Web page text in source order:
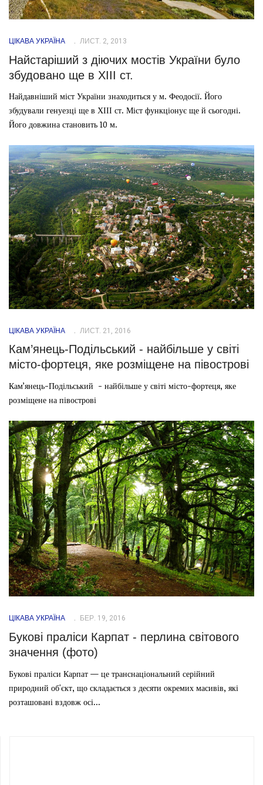
ЦІКАВА УКРАЇНА ЛИСТ. 2, 2013
Найстаріший з діючих мостів України було
збудовано ще в ХІІІ ст.
Найдавніший міст України знаходиться у м. Феодосії. Його
збудували генуезці ще в ХІІІ ст. Міст функціонує ще й сьогодні.
Його довжина становить 10 м.
ЦІКАВА УКРАЇНА ЛИСТ. 21, 2016
Кам’янець-Подільський - найбільше у світі
місто-фортеця, яке розміщене на півострові
Кам’янець-Подільський - найбільше у світі місто-фортеця, яке
розміщене на півострові
ЦІКАВА УКРАЇНА БЕР. 19, 2016
Букові праліси Карпат - перлина світового
значення (фото)
Букові праліси Карпат — це транснаціональний серійний
природний об'єкт, що складається з десяти окремих масивів, які
розташовані вздовж осі...